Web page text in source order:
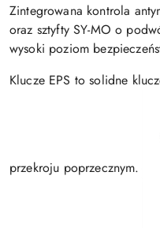
Zintegrowana kontrola
oraz sztyfty SY-MO o
wysoki poziom
Klucze EPS to solidne
przekroju poprzecznym.